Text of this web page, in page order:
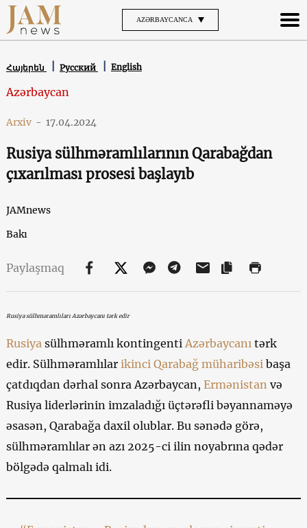
AZƏRBAYCANCA
Հայերեն Русский English
Azərbaycan
Arxiv - 17.04.2024
Rusiya sülhməramlılarının Qarabağdan
çıxarılması prosesi başlayıb
JAMnews
Bakı
Paylaşmaq
Rusiya sülhməramlıları Azərbaycanı tərk edir
Rusiya sülhməramlı kontingenti Azərbaycanı tərk
edir. Sülhməramlılar ikinci Qarabağ müharibəsi başa
çatdıqdan dərhal sonra Azərbaycan, Ermənistan və
Rusiya liderlərinin imzaladığı üçtərəfli bəyannaməyə
əsasən, Qarabağa daxil olublar. Bu sənədə görə,
sülhməramlılar ən azı 2025-ci ilin noyabrına qədər
bölgədə qalmalı idi.